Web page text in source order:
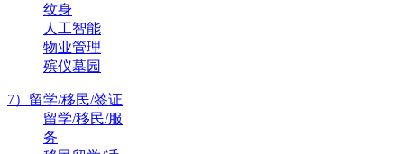
纹身
人工智能
物业管理
殡仪墓园
7）留学/移民/签证
留学/移民/服
务